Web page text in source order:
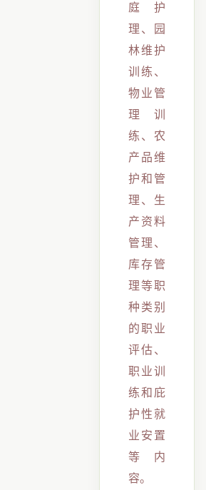
庭护
理、园
林维护
训练、
物业管
理训
练、农
产品维
护和管
理、生
产资料
管理、
库存管
理等职
种类别
的职业
评估、
职业训
练和庇
护性就
业安置
等内
容。